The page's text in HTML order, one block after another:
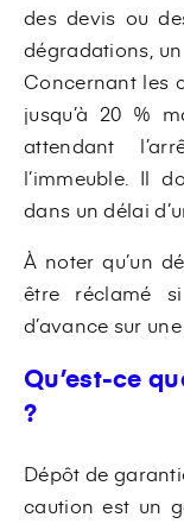
des devis ou
dégradations,
Concernant les
jusqu’à 20 %
attendant
l’immeuble. Il
dans un délai
À noter qu’un
être réclamé
d’avance sur
Qu’est-ce
?
Dépôt de
caution est un